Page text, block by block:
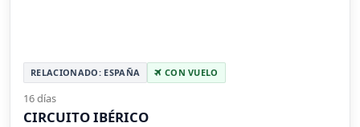
RELACIONADO: ESPAÑA CON VUELO
16 días
CIRCUITO IBÉRICO